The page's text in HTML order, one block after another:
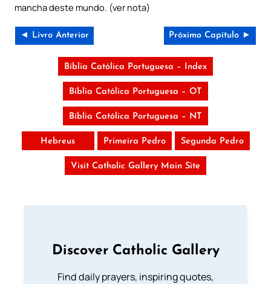
mancha deste mundo. (ver nota)
◄ Livro Anterior Próximo Capítulo ►
Bíblia Católica Portuguesa – Index
Bíblia Católica Portuguesa – OT
Bíblia Católica Portuguesa – NT
Hebreus Primeira Pedro Segunda Pedro
Visit Catholic Gallery Main Site
Discover Catholic Gallery
Find daily prayers, inspiring quotes,